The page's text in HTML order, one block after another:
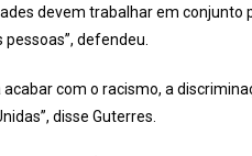
devem trabalhar em conjunto
defendeu.
com o racismo, a
disse Guterres.